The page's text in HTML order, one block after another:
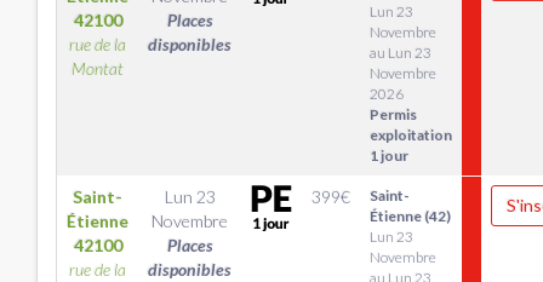
42100
rue de la
Montat
Places
disponibles
Lun 23
Novembre
au Lun 23
Novembre
2026
Permis
exploitation
1 jour
Saint-
Étienne
42100
rue de la
Lun 23
Novembre
Places
disponibles
399€
Saint-
Étienne (42)
Lun 23
Novembre
au Lun 23